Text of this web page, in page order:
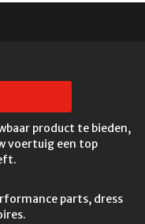
product te bieden,
voertuig een top
parts, dress